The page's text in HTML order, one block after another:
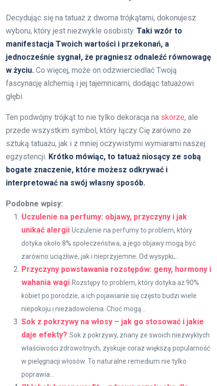
Decydując się na tatuaż z dwoma trójkątami, dokonujesz
wyboru, który jest niezwykle osobisty. Taki wzór to
manifestacja Twoich wartości i przekonań, a
jednocześnie sygnał, że pragniesz odnaleźć równowagę
w życiu. Co więcej, może on odzwierciedlać Twoją
fascynację alchemią i jej tajemnicami, dodając tatuażowi
głębi.
Ten podwójny trójkąt to nie tylko dekoracja na skórze, ale
przede wszystkim symbol, który łączy Cię zarówno ze
sztuką tatuażu, jak i z mniej oczywistymi wymiarami naszej
egzystencji. Krótko mówiąc, to tatuaż niosący ze sobą
bogate znaczenie, które możesz odkrywać i
interpretować na swój własny sposób.
Podobne wpisy:
Uczulenie na perfumy: objawy, przyczyny i jak
unikać alergii Uczulenie na perfumy to problem, który
dotyka około 8% społeczeństwa, a jego objawy mogą być
zarówno uciążliwe, jak i nieprzyjemne. Od wysypki,...
Przyczyny powstawania rozstępów: geny, hormony i
wahania wagi Rozstępy to problem, który dotyka aż 90%
kobiet po porodzie, a ich pojawianie się często budzi wiele
niepokoju i niezadowolenia. Choć mogą...
Sok z pokrzywy na włosy – jak go stosować i jakie
daje efekty? Sok z pokrzywy, znany ze swoich niezwykłych
właściwości zdrowotnych, zyskuje coraz większą popularność
w pielęgnacji włosów. To naturalne remedium nie tylko
poprawia...